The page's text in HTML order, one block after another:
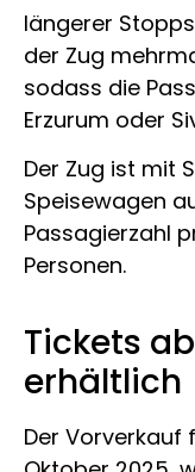
längerer
der Zug
sodass die
Erzurum oder
Der Zug ist mit
Speisewagen
Passagierzahl
Personen.
Tickets
erhältlich
Der Vorverkauf